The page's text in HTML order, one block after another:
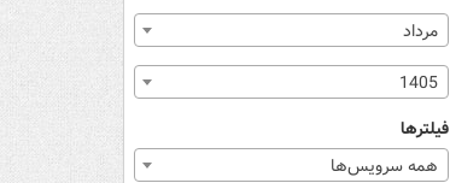
مرداد
1405
فیلترها
همه سرویس‌ها